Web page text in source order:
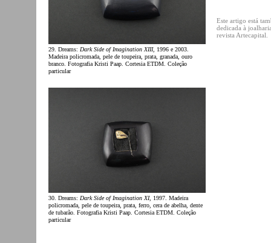
29. Dreams: Dark Side of Imagination XIII, 1996 e 2003.
Madeira policromada, pele de toupeira, prata, granada, ouro
branco. Fotografia Kristi Paap. Cortesia ETDM. Coleção
particular
30. Dreams: Dark Side of Imagination XI, 1997. Madeira
policromada, pele de toupeira, prata, ferro, cera de abelha, dente
de tubarão. Fotografia Kristi Paap. Cortesia ETDM. Coleção
particular
Este artigo está
dedicada à
revista Artecapital.